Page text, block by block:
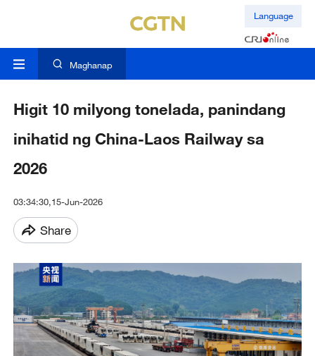
Language
Maghanap
Higit 10 milyong tonelada, panindang
inihatid ng China-Laos Railway sa
2026
03:34:30,15-Jun-2026
Share